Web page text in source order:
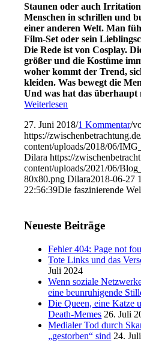
Staunen oder auch
Menschen in schrillen und
einer anderen Welt. Man
Film-Set oder sein
Die Rede ist von Cosplay.
größer und die Kostüme
woher kommt der Trend,
kleiden. Was bewegt die
Und was hat das überhaupt
Weiterlesen
27. Juni 2018/1 Kommentar/
https://
content/uploads/2018/06/
Dilara https://
content/uploads/2021/06/
80x80.png Dilara2018-06-27
22:56:39Die faszinierende
Neueste Beiträge
Fehler 404: Page not
Tote Links und das
Juli 2024
Wenn soziale
eine beunruhigende
Die Queen, eine Katze
Death-Memes 26. Juli
Medialer Tod durch
„gestorben“ sind 24.